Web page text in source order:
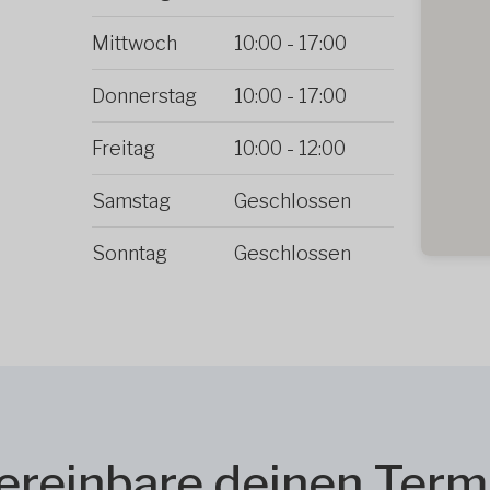
Mittwoch 10:00 - 17:00
Donnerstag 10:00 - 17:00
Freitag 10:00 - 12:00
Samstag Geschlossen
Sonntag Geschlossen